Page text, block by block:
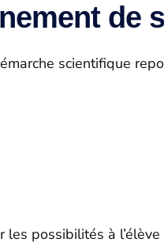
scientifique
possibilités à